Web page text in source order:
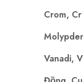
Crom, Cr
Vanadi, V